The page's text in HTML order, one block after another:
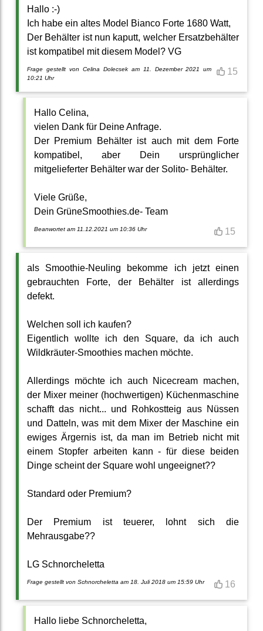
Hallo :-)
Ich habe ein altes Model Bianco Forte 1680 Watt,
Der Behälter ist nun kaputt, welcher Ersatzbehälter
ist kompatibel mit diesem Model? VG
Frage gestellt von Celina Dolecsek am 11. Dezember 2021 um
10:21 Uhr
15
Hallo Celina,
vielen Dank für Deine Anfrage.
Der Premium Behälter ist auch mit dem Forte
kompatibel, aber Dein ursprünglicher
mitgelieferter Behälter war der Solito- Behälter.
Viele Grüße,
Dein GrüneSmoothies.de- Team
Beanwortet am 11.12.2021 um 10:36 Uhr 15
als Smoothie-Neuling bekomme ich jetzt einen
gebrauchten Forte, der Behälter ist allerdings
defekt.
Welchen soll ich kaufen?
Eigentlich wollte ich den Square, da ich auch
Wildkräuter-Smoothies machen möchte.
Allerdings möchte ich auch Nicecream machen,
der Mixer meiner (hochwertigen) Küchenmaschine
schafft das nicht... und Rohkostteig aus Nüssen
und Datteln, was mit dem Mixer der Maschine ein
ewiges Ärgernis ist, da man im Betrieb nicht mit
einem Stopfer arbeiten kann - für diese beiden
Dinge scheint der Square wohl ungeeignet??
Standard oder Premium?
Der Premium ist teuerer, lohnt sich die
Mehrausgabe??
LG Schnorcheletta
Frage gestellt von Schnorcheletta am 18. Juli 2018 um 15:59 Uhr 16
Hallo liebe Schnorcheletta,